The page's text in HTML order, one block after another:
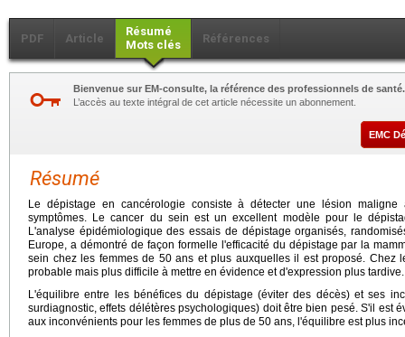
PDF Article
Résumé
Mots clés
Références
Bienvenue sur EM-consulte, la référence des professionnels de santé.
L’accès au texte intégral de cet article nécessite un abonnement.
EMC
Résumé
Le dépistage en cancérologie consiste à détecter une lésion
symptômes. Le cancer du sein est un excellent modèle pour le
L'analyse épidémiologique des essais de dépistage organisés,
Europe, a démontré de façon formelle l'efficacité du dépistage par la
sein chez les femmes de 50 ans et plus auxquelles il est proposé. Chez
probable mais plus difficile à mettre en évidence et d'expression plus tardive.
L'équilibre entre les bénéfices du dépistage (éviter des décès) et ses
surdiagnostic, effets délétères psychologiques) doit être bien pesé. S'il est
aux inconvénients pour les femmes de plus de 50 ans, l'équilibre est plus